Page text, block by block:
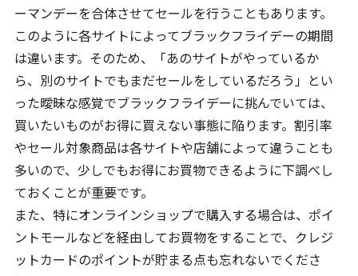
ーマンデーを合体させてセールを行うこともあります。
このように各サイトによってブラックフライデーの期間
は違います。そのため、「あのサイトがやっているか
ら、別のサイトでもまだセールをしているだろう」とい
った曖昧な感覚でブラックフライデーに挑んでいては、
買いたいものがお得に買えない事態に陥ります。割引率
やセール対象商品は各サイトや店舗によって違うことも
多いので、少しでもお得にお買物できるように下調べし
ておくことが重要です。
また、特にオンラインショップで購入する場合は、ポイ
ントモールなどを経由してお買物をすることで、クレジ
ットカードのポイントが貯まる点も忘れないでくださ